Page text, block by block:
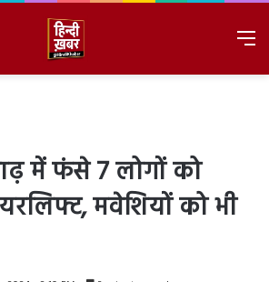
में फंसे 7 लोगों को
मवेशियों को भी